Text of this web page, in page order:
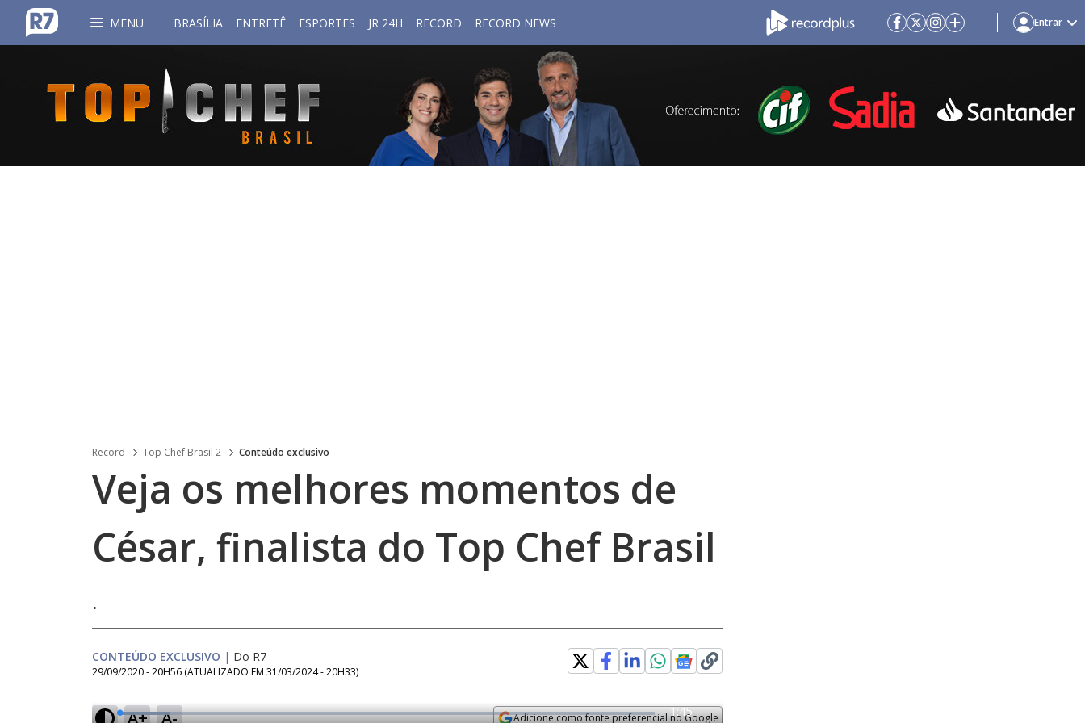
MENU BRASÍLIA ENTRETÊ ESPORTES JR 24H RECORD RECORD NEWS Entrar
Record Top Chef Brasil 2 Conteúdo exclusivo
Veja os melhores momentos de
César, finalista do Top Chef Brasil
.
CONTEÚDO EXCLUSIVO | Do R7
29/09/2020 - 20H56 (ATUALIZADO EM 31/03/2024 - 20H33)
A+ A- Adicione como fonte preferencial no Google
L
R
-1:45